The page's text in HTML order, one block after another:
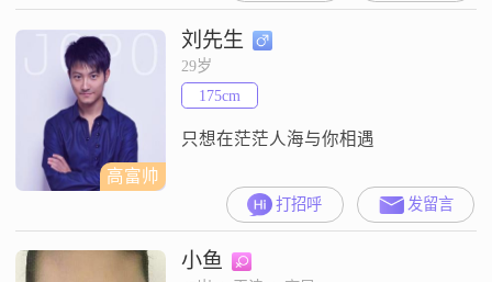
单，不吸烟。寻觅文化层次、兴趣
爱好相近、真诚善良的女士为伴。
高富帅
刘先生
29岁
175cm
只想在茫茫人海与你相遇
打招呼 发留言
小鱼